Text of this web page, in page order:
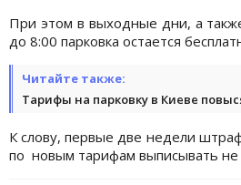
При этом в выходные дни, а
до 8:00 парковка остается
Читайте также:
Тарифы на парковку в Киеве
К слову, первые две недели
по новым тарифам выписывать не